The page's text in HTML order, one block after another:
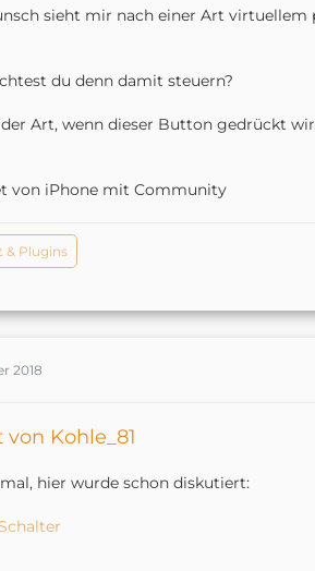
sieht mir nach einer Art virtuellem
du denn damit steuern?
Art, wenn dieser Button gedrückt
von iPhone mit Community
& Plugins
2018
Kohle_81
hier wurde schon diskutiert: